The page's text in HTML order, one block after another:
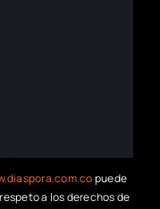
puede
a los derechos de